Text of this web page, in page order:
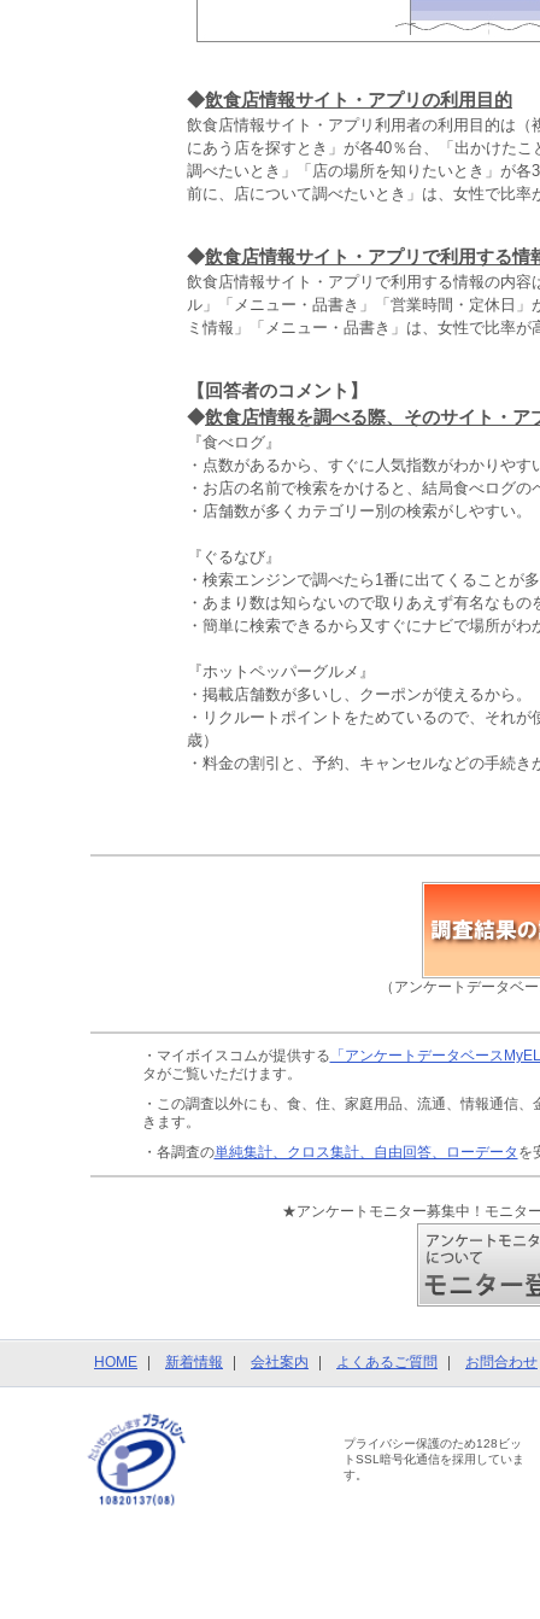
◆飲食店情報サイト・アプリの利用目的
飲食店情報サイト・アプリ利用者の利用目的は
にあう店を探すとき」が各40％台、「出かけた
調べたいとき」「店の場所を知りたいとき」が
前に、店について調べたいとき」は、女性で比率
◆飲食店情報サイト・アプリで利用する情
飲食店情報サイト・アプリで利用する情報の内
ル」「メニュー・品書き」「営業時間・定休日
ミ情報」「メニュー・品書き」は、女性で比率が
【回答者のコメント】
◆飲食店情報を調べる際、そのサイト・
『食べログ』
・点数があるから、すぐに人気指数がわかりやす
・お店の名前で検索をかけると、結局食べログ
・店舗数が多くカテゴリー別の検索がしやすい。
『ぐるなび』
・検索エンジンで調べたら1番に出てくることが
・あまり数は知らないので取りあえず有名なも
・簡単に検索できるから又すぐにナビで場所がわ
『ホットペッパーグルメ』
・掲載店舗数が多いし、クーポンが使えるから。
・リクルートポイントをためているので、それ
歳）
・料金の割引と、予約、キャンセルなどの手続
（アンケートデータベ
・マイボイスコムが提供する 「アンケートデータベース
タがご覧いただけます。
・この調査以外にも、食、住、家庭用品、流通、情報通信、
きます。
・各調査の単純集計、クロス集計、自由回答、ローデータ を
★アンケートモニター募集中！モニタ
HOME 新着情報 会社案内 よくあるご質問 お問合わせ
プライバシー保護のため128ビッ
トSSL暗号化通信を採用していま
す。